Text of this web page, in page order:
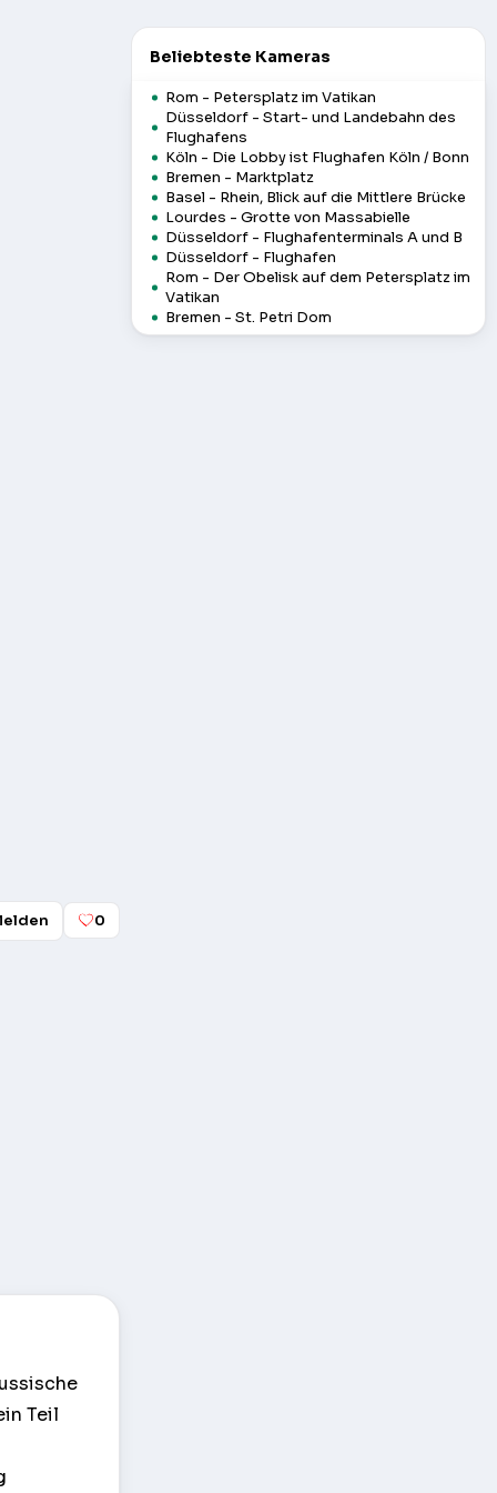
0
Teil
Beliebteste Kameras
Rom - Petersplatz im Vatikan
Düsseldorf - Start- und Landebahn des
Flughafens
Köln - Die Lobby ist Flughafen Köln / Bonn
Bremen - Marktplatz
Basel - Rhein, Blick auf die Mittlere Brücke
Lourdes - Grotte von Massabielle
Düsseldorf - Flughafenterminals A und B
Düsseldorf - Flughafen
Rom - Der Obelisk auf dem Petersplatz im
Vatikan
Bremen - St. Petri Dom